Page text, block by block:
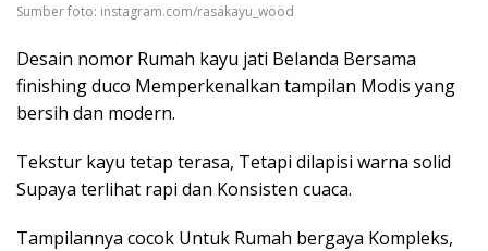
Sumber foto: instagram.com/rasakayu_wood
Desain nomor Rumah kayu jati Belanda Bersama
finishing duco Memperkenalkan tampilan Modis yang
bersih dan modern.
Tekstur kayu tetap terasa, Tetapi dilapisi warna solid
Supaya terlihat rapi dan Konsisten cuaca.
Tampilannya cocok Untuk Rumah bergaya Kompleks,